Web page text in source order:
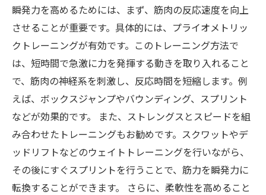
瞬発力を高めるためには、まず、筋肉の反応速度を向上
させることが重要です。具体的には、プライオメトリッ
クトレーニングが有効です。このトレーニング方法で
は、短時間で急激に力を発揮する動きを取り入れること
で、筋肉の神経系を刺激し、反応時間を短縮します。例
えば、ボックスジャンプやバウンディング、スプリント
などが効果的です。 また、ストレングスとスピードを組
み合わせたトレーニングもお勧めです。スクワットやデ
ッドリフトなどのウェイトトレーニングを行いながら、
その後にすぐスプリントを行うことで、筋力を瞬発力に
転換することができます。 さらに、柔軟性を高めること